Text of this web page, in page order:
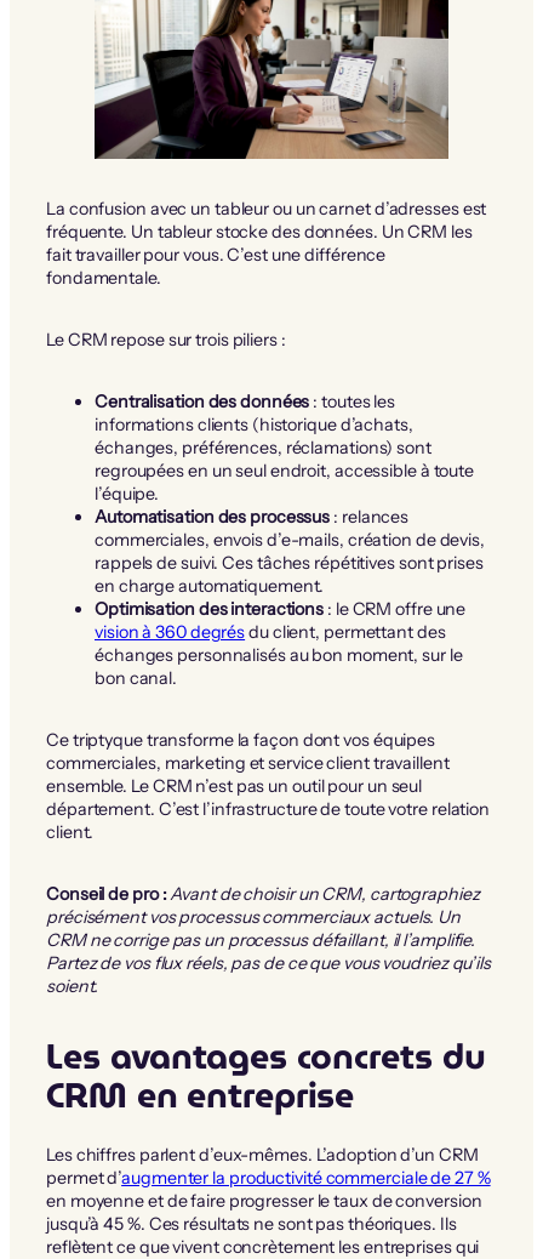
La confusion avec un tableur ou un carnet d’adresses est
fréquente. Un tableur stocke des données. Un CRM les
fait travailler pour vous. C’est une différence
fondamentale.
Le CRM repose sur trois piliers :
Centralisation des données : toutes les
informations clients (historique d’achats,
échanges, préférences, réclamations) sont
regroupées en un seul endroit, accessible à toute
l’équipe.
Automatisation des processus : relances
commerciales, envois d’e-mails, création de devis,
rappels de suivi. Ces tâches répétitives sont prises
en charge automatiquement.
Optimisation des interactions : le CRM offre une
vision à 360 degrésdu client, permettant des
échanges personnalisés au bon moment, sur le
bon canal.
Ce triptyque transforme la façon dont vos équipes
commerciales, marketing et service client travaillent
ensemble. Le CRM n’est pas un outil pour un seul
département. C’est l’infrastructure de toute votre relation
client.
Conseil de pro :Avant de choisir un CRM, cartographiez
précisément vos processus commerciaux actuels. Un
CRM ne corrige pas un processus défaillant, il l’amplifie.
Partez de vos flux réels, pas de ce que vous voudriez qu’ils
soient.
Les avantages concrets du
CRM en entreprise
Les chiffres parlent d’eux-mêmes. L’adoption d’un CRM
permet d’augmenter la productivité commerciale de 27 %
en moyenne et de faire progresser le taux de conversion
jusqu’à 45 %. Ces résultats ne sont pas théoriques. Ils
reflètent ce que vivent concrètement les entreprises qui